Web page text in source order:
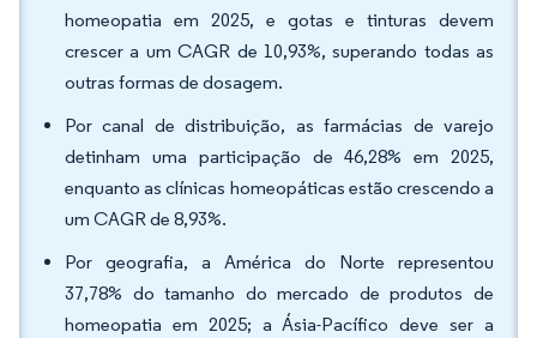
homeopatia em 2025, e gotas e tinturas devem
crescer a um CAGR de 10,93%, superando todas as
outras formas de dosagem.
Por canal de distribuição, as farmácias de varejo
detinham uma participação de 46,28% em 2025,
enquanto as clínicas homeopáticas estão crescendo a
um CAGR de 8,93%.
Por geografia, a América do Norte representou
37,78% do tamanho do mercado de produtos de
homeopatia em 2025; a Ásia-Pacífico deve ser a